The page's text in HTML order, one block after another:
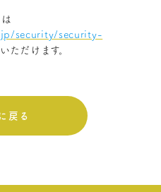
security/security-
ただけます。
戻る